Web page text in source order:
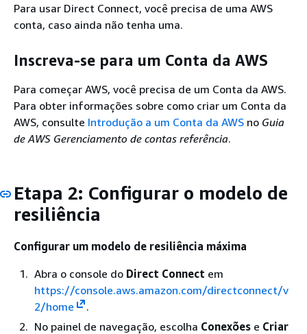
Para usar Direct Connect, você precisa de uma AWS
conta, caso ainda não tenha uma.
Inscreva-se para um Conta da AWS
Para começar AWS, você precisa de um Conta da AWS.
Para obter informações sobre como criar um Conta da
AWS, consulte Introdução a um Conta da AWS no Guia
de AWS Gerenciamento de contas referência.
Etapa 2: Configurar o modelo de
resiliência
Configurar um modelo de resiliência máxima
Abra o console do Direct Connect em
https://console.aws.amazon.com/directconnect/v
2/home
.
No painel de navegação, escolha Conexões e Criar